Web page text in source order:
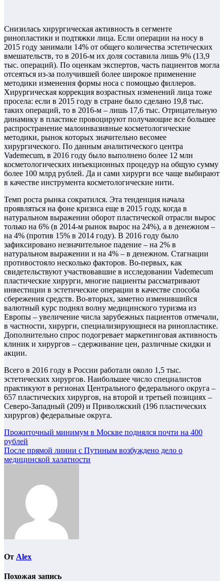
Снизилась хирургическая активность в сегменте
ринопластики и подтяжки лица. Если операции на носу в
2015 году занимали 14% от общего количества эстетических
вмешательств, то в 2016-м их доля составила лишь 9% (13,9
тыс. операций). По оценкам экспертов, часть пациентов могла
отсеяться из-за получившей более широкое применение
методики изменения формы носа с помощью филлеров.
Хирургическая коррекция возрастных изменений лица тоже
просела: если в 2015 году в стране было сделано 19,8 тыс.
таких операций, то в 2016-м – лишь 17,6 тыс. Отрицательную
динамику в пластике провоцируют получающие все большее
распространение малоинвазивные косметологические
методики, рынок которых значительно весомее
хирургического. По данным аналитического центра
Vademecum, в 2016 году было выполнено более 12 млн
косметологических инъекционных процедур на общую сумму
более 100 млрд рублей. Да и сами хирурги все чаще выбирают
в качестве инструмента косметологические нити.
Темп роста рынка сократился. Эта тенденция начала
проявляться на фоне кризиса еще в 2015 году, когда в
натуральном выражении оборот пластической отрасли вырос
только на 6% (в 2014-м рынок вырос на 24%), а в денежном –
на 4% (против 15% в 2014 году). В 2016 году было
зафиксировано незначительное падение – на 2% в
натуральном выражении и на 4% – в денежном. Стагнации
противостояло несколько факторов. Во-первых, как
свидетельствуют участвовавшие в исследовании Vademecum
пластические хирурги, многие пациенты рассматривают
инвестиции в эстетические операции в качестве способа
сбережения средств. Во-вторых, заметно изменившийся
валютный курс поднял волну медицинского туризма из
Европы – увеличение числа зарубежных пациентов отмечали,
в частности, хирурги, специализирующиеся на ринопластике.
Дополнительно спрос подогревает маркетинговая активность
клиник и хирургов – сдерживание цен, различные скидки и
акции.
Всего в 2016 году в России работали около 1,5 тыс.
эстетических хирургов. Наибольшее число специалистов
практикуют в регионах Центрального федерального округа –
657 пластических хирургов, на второй и третьей позициях –
Северо-Западный (209) и Приволжский (196 пластических
хирургов) федеральные округа.
Навигация
по
записям
Прожиточный минимум в Москве поднялся почти на 400
рублей
После прямой линии с Путиным возбуждено дело о
медицинской халатности
От Alex
Похожая запись